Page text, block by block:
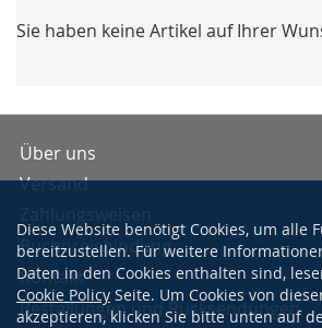
Sie haben keine Artikel auf Ihrer
Über uns
Versand
Buchpreisbindung
Kontakt
Bestellungen und Rücksendungen
Diese Website benötigt Cookies, um alle
bereitzustellen. Für weitere
Daten in den Cookies enthalten sind,
Cookie Policy Seite. Um Cookies von
akzeptieren, klicken Sie bitte unten auf